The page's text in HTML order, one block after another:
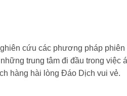
cứu các phương pháp
trung tâm đi đầu trong việc
hàng hài lòng Đáo Dịch vui vẻ.